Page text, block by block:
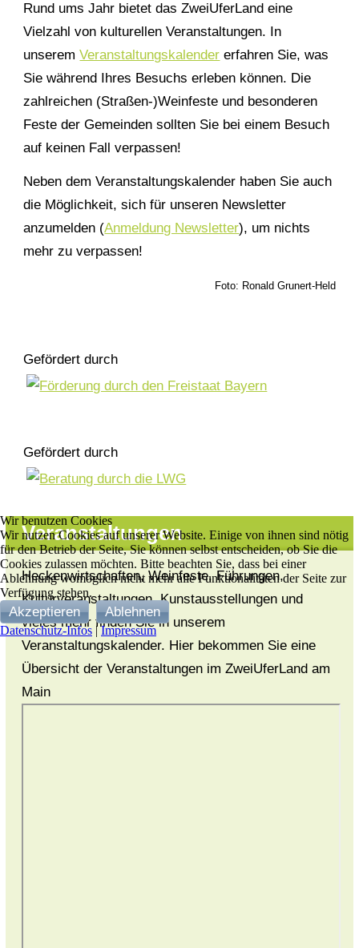
Rund ums Jahr bietet das ZweiUferLand eine
Vielzahl von kulturellen Veranstaltungen. In
unseremVeranstaltungskalender erfahren Sie, was
Sie während Ihres Besuchs erleben können. Die
zahlreichen (Straßen-)Weinfeste und besonderen
Feste der Gemeinden sollten Sie bei einem Besuch
auf keinen Fall verpassen!
Neben dem Veranstaltungskalender haben Sie auch
die Möglichkeit, sich für unseren Newsletter
anzumelden (Anmeldung Newsletter), um nichts
mehr zu verpassen!
Foto: Ronald Grunert-Held
Gefördert durch
Gefördert durch
Veranstaltungen
Heckenwirtschaften, Weinfeste, Führungen,
Kulturveranstaltungen, Kunstausstellungen und
vieles mehr finden Sie in unserem
Veranstaltungskalender. Hier bekommen Sie eine
Übersicht der Veranstaltungen im ZweiUferLand am
Main
Wir benutzen Cookies
Wir nutzen Cookies auf unserer Website. Einige von ihnen sind nötig
für den Betrieb der Seite, Sie können selbst entscheiden, ob Sie die
Cookies zulassen möchten. Bitte beachten Sie, dass bei einer
Ablehnung womöglich nicht mehr alle Funktionalitäten der Seite zur
Verfügung stehen.
Akzeptieren Ablehnen
Datenschutz-Infos |Impressum